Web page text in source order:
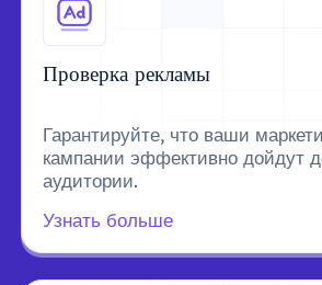
Проверка рекламы
Гарантируйте, что ваши
кампании эффективно дойдут
аудитории.
Узнать больше